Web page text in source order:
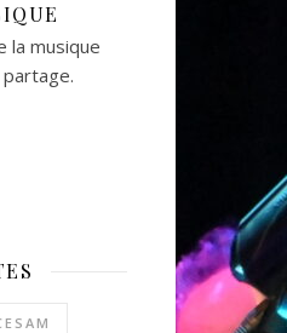
la musique